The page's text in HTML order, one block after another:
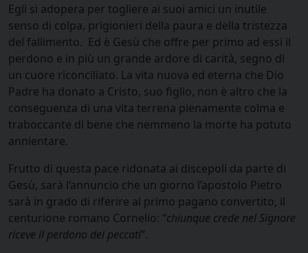
Egli si adopera per togliere ai suoi amici un inutile
senso di colpa, prigionieri della paura e della tristezza
del fallimento. Ed è Gesù che offre per primo ad essi il
perdono e in più un grande ardore di carità, segno di
un cuore riconciliato. La vita nuova ed eterna che Dio
Padre ha donato a Cristo, suo figlio, non è altro che la
conseguenza di una vita terrena pienamente colma e
traboccante di bene che nemmeno la morte ha potuto
annientare.
Frutto di questa pace ridonata ai discepoli da parte di
Gesù, sarà l’annuncio che un giorno l’apostolo Pietro
sarà in grado di riferire al primo pagano convertito, il
centurione romano Cornelio: “chiunque crede nel Signore
riceve il perdono dei peccati”.